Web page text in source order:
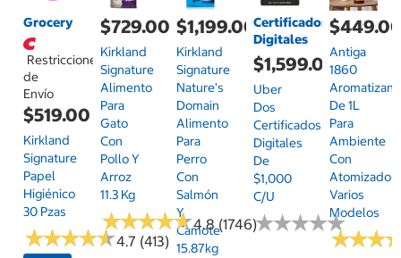
Grocery
Restricciones
de
Envío
$519.00
Kirkland
Signature
Papel
Higiénico
30 Pzas
★★★★★
★★★★★4.7 (413)
$729.00
Kirkland
Signature
Alimento
Para
Gato
Con
Pollo Y
Arroz
11.3 Kg
★★★★★
★★★★★4.8 (1746)
$1,199.00
Kirkland
Signature
Nature's
Domain
Alimento
Para
Perro
Con
Salmón
Y
Camote
15.87kg
Certificados
Digitales
$1,599.00
Uber
Dos
Certificados
Digitales
De
$1,000
C/u
★★★★★
★★★★★
Antiga
1860
De 1L
Para
Ambiente
Con
Atomizador,
Varios
Modelos
★★★
★★★